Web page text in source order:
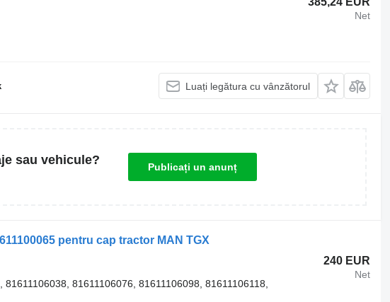
Net
Luați legătura cu vânzătorul
sau vehicule?
Publicați un anunț
pentru cap tractor MAN TGX
240 EUR
Net
81611106076, 81611106098, 81611106118,